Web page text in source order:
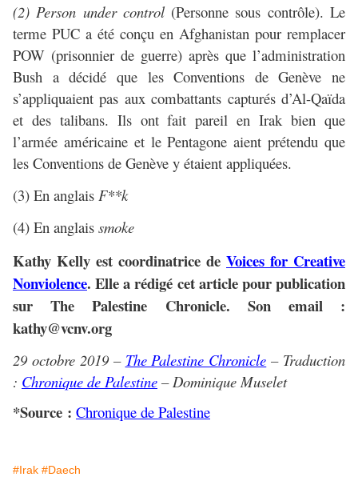
(2) Person under control(Personne sous contrôle). Le
terme PUC a été conçu en Afghanistan pour remplacer
POW (prisonnier de guerre) après que l’administration
Bush a décidé que les Conventions de Genève ne
s’appliquaient pas aux combattants capturés d’Al-Qaïda
et des talibans. Ils ont fait pareil en Irak bien que
l’armée américaine et le Pentagone aient prétendu que
les Conventions de Genève y étaient appliquées.
(3) En anglais F**k
(4) En anglais smoke
Kathy Kelly est coordinatrice de Voices for Creative
Nonviolence. Elle a rédigé cet article pour publication
sur The Palestine Chronicle. Son email :
kathy@vcnv.org
29 octobre 2019 – The Palestine Chronicle – Traduction
: Chronique de Palestine – Dominique Muselet
*Source : Chronique de Palestine
#Irak #Daech